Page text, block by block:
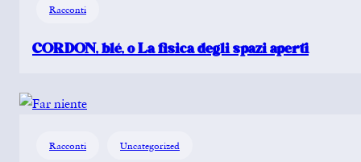
Racconti
CORDON, blé, o La fisica degli spazi aperti
Racconti Uncategorized